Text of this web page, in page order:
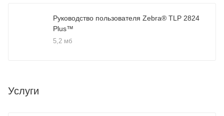
Руководство пользователя Zebra® TLP 2824
Plus™
5,2 мб
Услуги